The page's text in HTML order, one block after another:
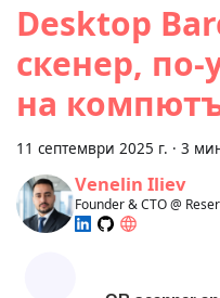
Desktop
скенер,
на
11 септември 2025 г. · 3
Venelin Iliev
Founder & CTO @